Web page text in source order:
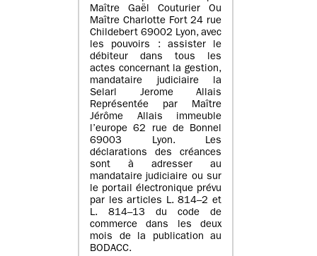
Maître Gaël Couturier Ou
Maître Charlotte Fort 24 rue
Childebert 69002 Lyon, avec
les pouvoirs : assister le
débiteur dans tous les
actes concernant la gestion,
mandataire judiciaire la
Selarl Jerome Allais
Représentée par Maître
Jérôme Allais immeuble
l’europe 62 rue de Bonnel
69003 Lyon. Les
déclarations des créances
sont à adresser au
mandataire judiciaire ou sur
le portail électronique prévu
par les articles L. 814–2 et
L. 814–13 du code de
commerce dans les deux
mois de la publication au
BODACC.